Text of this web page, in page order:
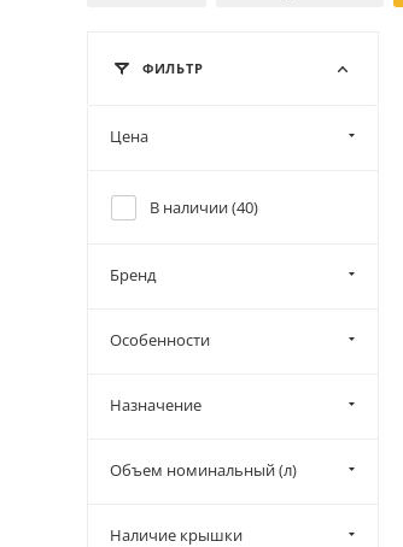
ФИЛЬТР
Цена
В наличии (40)
Бренд
Особенности
Назначение
Объем номинальный (л)
Наличие крышки